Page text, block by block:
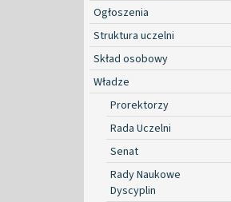
Ogłoszenia
Struktura uczelni
Skład osobowy
Władze
Prorektorzy
Rada Uczelni
Senat
Rady Naukowe
Dyscyplin